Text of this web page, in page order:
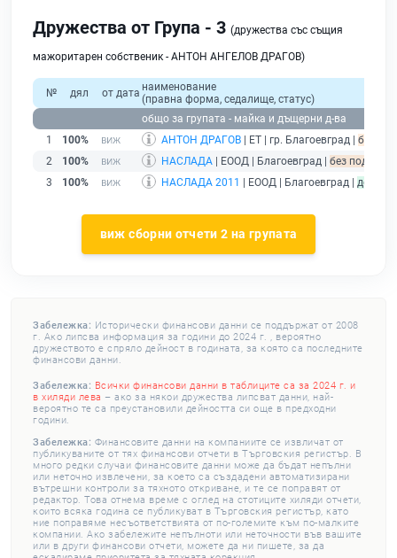
Дружества от Група - 3 (дружества със същия
мажоритарен собственик - АНТОН АНГЕЛОВ ДРАГОВ)
№ дял от дата наименование
(правна форма, седалище, статус)
общо за групата - майка и дъщерни д-ва
1
100% АНТОН ДРАГОВ | ЕТ | гр. Благоевград | без
2
100% НАСЛАДА | ЕООД | Благоевград | без подаден
3
100% НАСЛАДА 2011 | ЕООД | Благоевград |
виж сборни отчети 2 на групата
Забележка: Исторически финансови данни се поддържат от 2008
г. Ако липсва информация за години до 2024 г. , вероятно
дружеството е спряло дейност в годината, за която са последните
финансови данни.
Забележка: Всички финансови данни в таблиците са за 2024 г. и
в хиляди лева – ако за някои дружества липсват данни, най-
вероятно те са преустановили дейността си още в предходни
години.
Забележка: Финансовите данни на компаниите се извличат от
публикуваните от тях финансови отчети в Търговския регистър. В
много редки случаи финансовите данни може да бъдат непълни
или неточно извлечени, за което са създадени автоматизирани
вътрешни контроли за тяхното откриване, и те се поправят от
редактор. Това отнема време с оглед на стотиците хиляди отчети,
които всяка година се публикуват в Търговския регистър, като
ние поправяме несъответствията от по-големите към по-малките
компании. Ако забележите непълноти или неточности във вашите
или в други финансови отчети, можете да ни пишете, за да